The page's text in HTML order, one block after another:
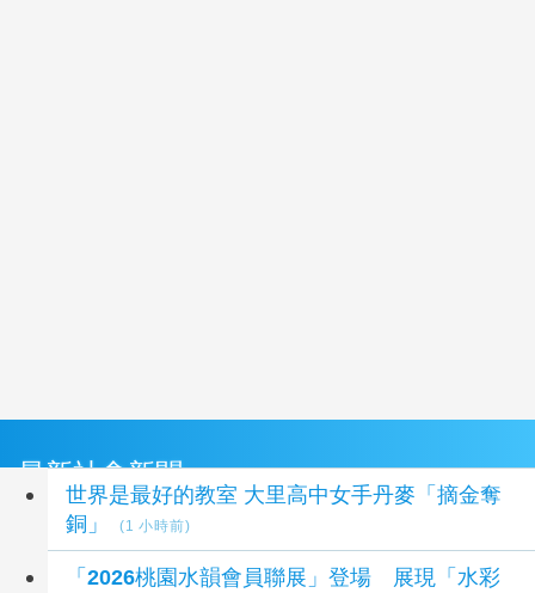
最新社會新聞
世界是最好的教室 大里高中女手丹麥「摘金奪
銅」
(1 小時前)
「2026桃園水韻會員聯展」登場 展現「水彩